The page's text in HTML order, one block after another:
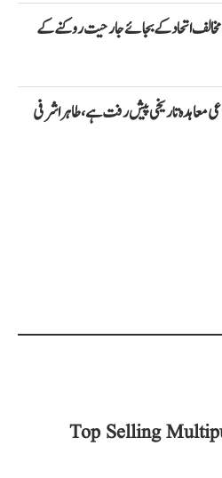
مخالف اتحاد کے بجائے جارحیت روکنے کے
معاہدہ تاریخی پیش رفت ہے، طاہر اشرفی